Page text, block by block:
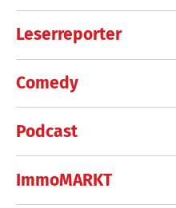
Leserreporter
Comedy
Podcast
ImmoMARKT